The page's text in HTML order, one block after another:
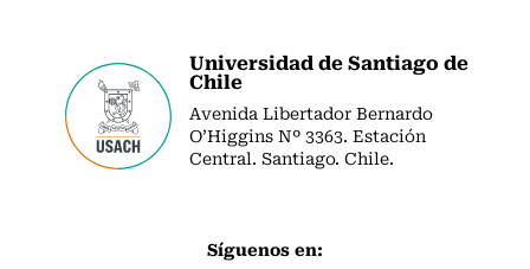
Universidad de Santiago de
Chile
Avenida Libertador Bernardo
O’Higgins Nº 3363. Estación
Central. Santiago. Chile.
Síguenos en: